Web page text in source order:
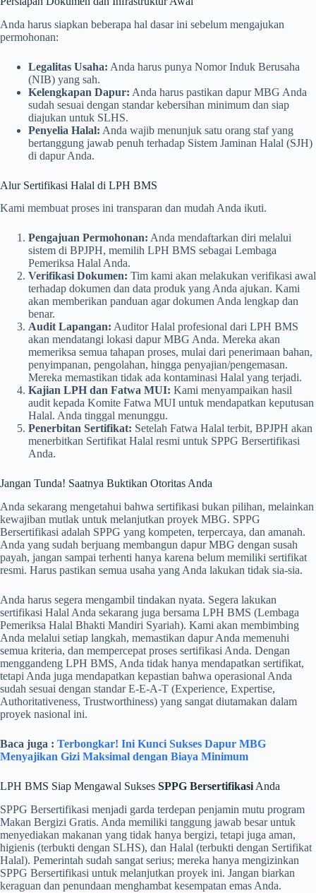
Anda harus siapkan beberapa hal dasar ini sebelum mengajukan
permohonan:
Legalitas Usaha: Anda harus punya Nomor Induk Berusaha
(NIB) yang sah.
Kelengkapan Dapur: Anda harus pastikan dapur MBG Anda
sudah sesuai dengan standar kebersihan minimum dan siap
diajukan untuk SLHS.
Penyelia Halal: Anda wajib menunjuk satu orang staf yang
bertanggung jawab penuh terhadap Sistem Jaminan Halal (SJH)
di dapur Anda.
Alur Sertifikasi Halal di LPH BMS
Kami membuat proses ini transparan dan mudah Anda ikuti.
Pengajuan Permohonan: Anda mendaftarkan diri melalui
sistem di BPJPH, memilih LPH BMS sebagai Lembaga
Pemeriksa Halal Anda.
Verifikasi Dokumen: Tim kami akan melakukan verifikasi awal
terhadap dokumen dan data produk yang Anda ajukan. Kami
akan memberikan panduan agar dokumen Anda lengkap dan
benar.
Audit Lapangan: Auditor Halal profesional dari LPH BMS
akan mendatangi lokasi dapur MBG Anda. Mereka akan
memeriksa semua tahapan proses, mulai dari penerimaan bahan,
penyimpanan, pengolahan, hingga penyajian/pengemasan.
Mereka memastikan tidak ada kontaminasi Halal yang terjadi.
Kajian LPH dan Fatwa MUI: Kami menyampaikan hasil
audit kepada Komite Fatwa MUI untuk mendapatkan keputusan
Halal. Anda tinggal menunggu.
Penerbitan Sertifikat: Setelah Fatwa Halal terbit, BPJPH akan
menerbitkan Sertifikat Halal resmi untuk SPPG Bersertifikasi
Anda.
Jangan Tunda! Saatnya Buktikan Otoritas Anda
Anda sekarang mengetahui bahwa sertifikasi bukan pilihan, melainkan
kewajiban mutlak untuk melanjutkan proyek MBG. SPPG
Bersertifikasi adalah SPPG yang kompeten, terpercaya, dan amanah.
Anda yang sudah berjuang membangun dapur MBG dengan susah
payah, jangan sampai terhenti hanya karena belum memiliki sertifikat
resmi. Harus pastikan semua usaha yang Anda lakukan tidak sia-sia.
Anda harus segera mengambil tindakan nyata. Segera lakukan
sertifikasi Halal Anda sekarang juga bersama LPH BMS (Lembaga
Pemeriksa Halal Bhakti Mandiri Syariah). Kami akan membimbing
Anda melalui setiap langkah, memastikan dapur Anda memenuhi
semua kriteria, dan mempercepat proses sertifikasi Anda. Dengan
menggandeng LPH BMS, Anda tidak hanya mendapatkan sertifikat,
tetapi Anda juga mendapatkan kepastian bahwa operasional Anda
sudah sesuai dengan standar E-E-A-T (Experience, Expertise,
Authoritativeness, Trustworthiness) yang sangat diutamakan dalam
proyek nasional ini.
Baca juga : Terbongkar! Ini Kunci Sukses Dapur MBG
Menyajikan Gizi Maksimal dengan Biaya Minimum
LPH BMS Siap Mengawal Sukses SPPG Bersertifikasi Anda
SPPG Bersertifikasi menjadi garda terdepan penjamin mutu program
Makan Bergizi Gratis. Anda memiliki tanggung jawab besar untuk
menyediakan makanan yang tidak hanya bergizi, tetapi juga aman,
higienis (terbukti dengan SLHS), dan Halal (terbukti dengan Sertifikat
Halal). Pemerintah sudah sangat serius; mereka hanya mengizinkan
SPPG Bersertifikasi untuk melanjutkan proyek ini. Jangan biarkan
keraguan dan penundaan menghambat kesempatan emas Anda.